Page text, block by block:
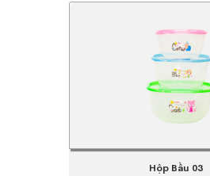
Hộp Bầu 03